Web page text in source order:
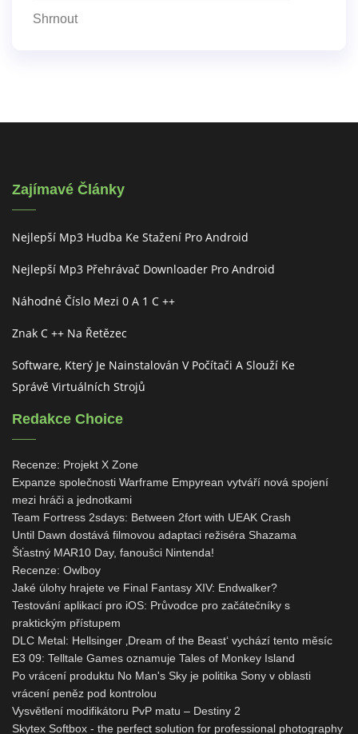
Shrnout
Zajímavé Články
Nejlepší Mp3 Hudba Ke Stažení Pro Android
Nejlepší Mp3 Přehrávač Downloader Pro Android
Náhodné Číslo Mezi 0 A 1 C ++
Znak C ++ Na Řetězec
Software, Který Je Nainstalován V Počítači A Slouží Ke
Správě Virtuálních Strojů
Redakce Choice
Recenze: Projekt X Zone
Expanze společnosti Warframe Empyrean vytváří nová spojení
mezi hráči a jednotkami
Team Fortress 2sdays: Between 2fort with UEAK Crash
Until Dawn dostává filmovou adaptaci režiséra Shazama
Šťastný MAR10 Day, fanoušci Nintenda!
Recenze: Owlboy
Jaké úlohy hrajete ve Final Fantasy XIV: Endwalker?
Testování aplikací pro iOS: Průvodce pro začátečníky s
praktickým přístupem
DLC Metal: Hellsinger ‚Dream of the Beast‘ vychází tento měsíc
E3 09: Telltale Games oznamuje Tales of Monkey Island
Po vrácení produktu No Man's Sky je politika Sony v oblasti
vrácení peněz pod kontrolou
Vysvětlení modifikátoru PvP matu – Destiny 2
Skytex Softbox - the perfect solution for professional photography